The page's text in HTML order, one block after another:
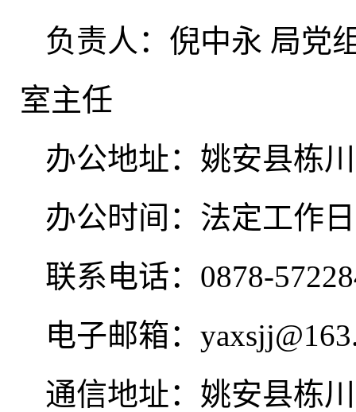
负责人：倪中永 局党
室主任
办公地址：姚安县栋
办公时间：法定工作
联系电话：0878-
电子邮箱：
通信地址：姚安县栋